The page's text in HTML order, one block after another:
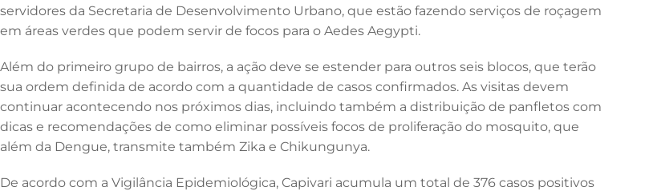
servidores da Secretaria de Desenvolvimento Urbano, que estão fazendo serviços de roçagem
em áreas verdes que podem servir de focos para o Aedes Aegypti.
Além do primeiro grupo de bairros, a ação deve se estender para outros seis blocos, que terão
sua ordem definida de acordo com a quantidade de casos confirmados. As visitas devem
continuar acontecendo nos próximos dias, incluindo também a distribuição de panfletos com
dicas e recomendações de como eliminar possíveis focos de proliferação do mosquito, que
além da Dengue, transmite também Zika e Chikungunya.
De acordo com a Vigilância Epidemiológica, Capivari acumula um total de 376 casos positivos